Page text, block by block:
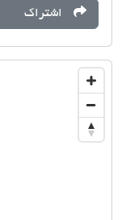
اشتراک